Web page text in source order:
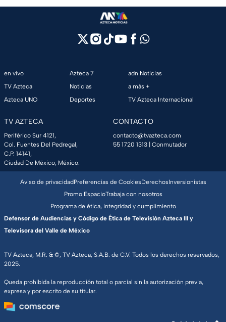
en vivo
TV Azteca
Azteca UNO
Azteca 7
Noticias
Deportes
adn Noticias
a más +
TV Azteca Internacional
TV AZTECA
Periférico Sur 4121,
Col. Fuentes Del Pedregal,
C.P. 14141,
Ciudad De México, México.
CONTACTO
contacto@tvazteca.com
55 1720 1313 | Conmutador
TV Azteca, M.R. & ©, TV Azteca, S.A.B. de C.V. Todos los derechos reservados,
2025.
Queda prohibida la reproducción total o parcial sin la autorización previa,
expresa y por escrito de su titular.
Aviso de privacidadPreferencias de CookiesDerechosInversionistas
Promo EspacioTrabaja con nosotros
Programa de ética, integridad y cumplimiento
Defensor de Audiencias y Código de Ética de Televisión Azteca III y
Televisora del Valle de México